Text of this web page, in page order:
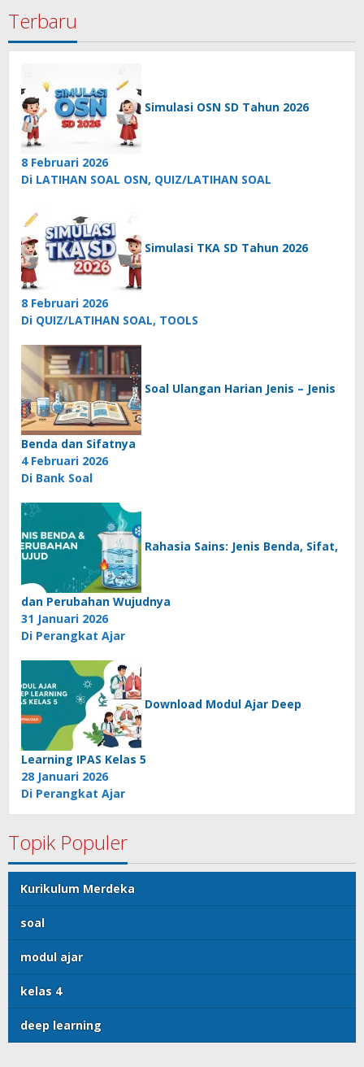
Terbaru
Simulasi OSN SD Tahun 2026
8 Februari 2026
Di LATIHAN SOAL OSN, QUIZ/LATIHAN SOAL
Simulasi TKA SD Tahun 2026
8 Februari 2026
Di QUIZ/LATIHAN SOAL, TOOLS
Soal Ulangan Harian Jenis – Jenis
Benda dan Sifatnya
4 Februari 2026
Di Bank Soal
Rahasia Sains: Jenis Benda, Sifat,
dan Perubahan Wujudnya
31 Januari 2026
Di Perangkat Ajar
Download Modul Ajar Deep
Learning IPAS Kelas 5
28 Januari 2026
Di Perangkat Ajar
Topik Populer
Kurikulum Merdeka
soal
modul ajar
kelas 4
deep learning